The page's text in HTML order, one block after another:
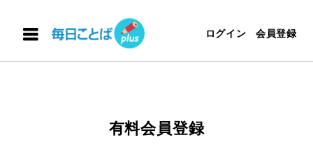
ログイン 会員登録
有料会員登録